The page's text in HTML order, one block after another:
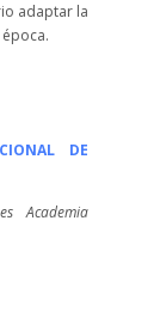
adaptar la
DE
Academia